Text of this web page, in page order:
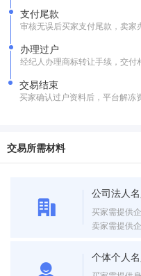
支付尾款
审核无误后买家支付尾款，卖家
办理过户
经纪人办理商标转让手续，交付
交易结束
买家确认过户资料后，平台解冻
交易所需材料
公司法人
买家需提供
卖家需提供
个体个人